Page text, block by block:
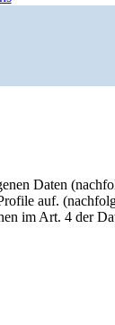
Daten
auf.
im Art. 4 der